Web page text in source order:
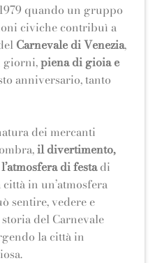
quando un gruppo
civiche contribuì a
Carnevale di Venezia,
giorni,piena di gioia e
anniversario, tanto
dei mercanti
il divertimento,
di festadi
in un’atmosfera
sentire, vedere e
del Carnevale
la città in